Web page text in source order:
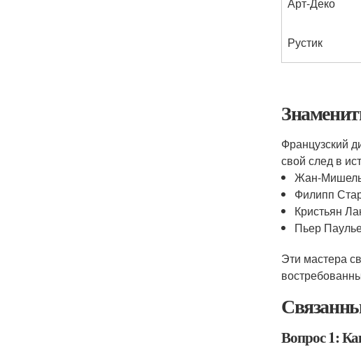
Рустик
Французский
свой след в
Жан-
Филипп
Кристьян
Пьер
Эти мастера
Вопрос 1: